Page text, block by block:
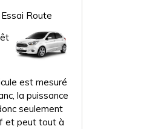
Route
est mesuré
la puissance
seulement
et peut tout à